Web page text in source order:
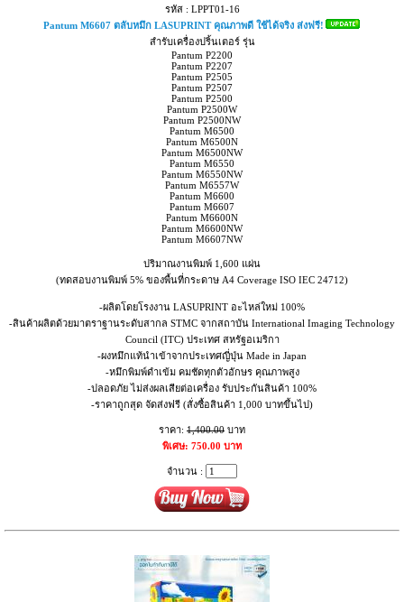
รหัส : LPPT01-16
Pantum M6607 ตลับหมึก LASUPRINT คุณภาพดี ใช้ได้จริง ส่งฟรี!
สำรับเครื่องปริ้นเตอร์ รุ่น
Pantum P2200
Pantum P2207
Pantum P2505
Pantum P2507
Pantum P2500
Pantum P2500W
Pantum P2500NW
Pantum M6500
Pantum M6500N
Pantum M6500NW
Pantum M6550
Pantum M6550NW
Pantum M6557W
Pantum M6600
Pantum M6607
Pantum M6600N
Pantum M6600NW
Pantum M6607NW
ปริมาณงานพิมพ์ 1,600 แผ่น
(ทดสอบงานพิมพ์ 5% ของพื้นที่กระดาษ A4 Coverage ISO IEC 24712)
-ผลิตโดยโรงงาน LASUPRINT อะไหล่ใหม่ 100%
-สินค้าผลิตด้วยมาตราฐานระดับสากล STMC จากสถาบัน International Imaging Technology
Council (ITC) ประเทศ สหรัฐอเมริกา
-ผงหมึกแท้นำเข้าจากประเทศญี่ปุ่น Made in Japan
-หมึกพิมพ์ดำเข้ม คมชัดทุกตัวอักษร คุณภาพสูง
-ปลอดภัย ไม่ส่งผลเสียต่อเครื่อง รับประกันสินค้า 100%
-ราคาถูกสุด จัดส่งฟรี (สั่งซื้อสินค้า 1,000 บาทขึ้นไป)
ราคา: 1,400.00 บาท
พิเศษ: 750.00 บาท
จำนวน :